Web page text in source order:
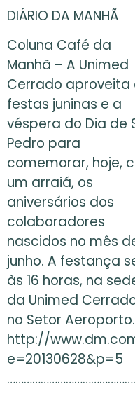
DIÁRIO DA MANHÃ
Coluna Café da
Manhã – A Unimed
Cerrado aproveita
festas juninas e a
véspera do Dia de
Pedro para
comemorar, hoje,
um arraiá, os
aniversários dos
colaboradores
nascidos no mês
junho. A festança
às 16 horas, na
da Unimed
no Setor Aeroporto.
http://
e=20130628&p=5